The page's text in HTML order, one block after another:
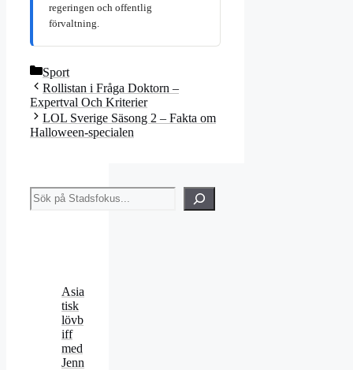
regeringen och offentlig
förvaltning.
Kategorier
Sport
Rollistan i Fråga Doktorn –
Expertval Och Kriterier
LOL Sverige Säsong 2 – Fakta om
Halloween-specialen
Sök
Asia
tisk
lövb
iff
med
Jenn